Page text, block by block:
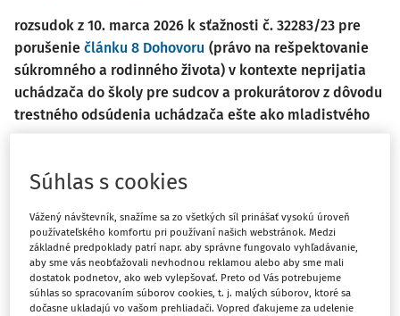
rozsudok z 10. marca 2026 k sťažnosti č. 32283/23 pre
porušenie článku 8 Dohovoru (právo na rešpektovanie
súkromného a rodinného života) v kontexte neprijatia
uchádzača do školy pre sudcov a prokurátorov z dôvodu
trestného odsúdenia uchádzača ešte ako mladistvého
roku 1991 a žije v meste Pogradec v Albánsku. V roku 2006,
vo veku 15 rokov, bol odsúdený za krádež a súd mu uložil
trest odňatia slobody na 8 mesiacov. Súd konštatoval, že
sťažovateľ sa ku skutku priznal, nebezpečenstvo pre
spoločnosť bolo nízke a dôsledky trestného činu boli
minimálne vzhľadom na to, že predmet krádeže bol
vrátený jeho majiteľovi, sťažovateľ bol v čase spáchania
Súhlas s cookies
Vážený návštevník, snažíme sa zo všetkých síl prinášať vysokú úroveň
používateľského komfortu pri používaní našich webstránok. Medzi
základné predpoklady patrí napr. aby správne fungovalo vyhľadávanie,
aby sme vás neobťažovali nevhodnou reklamou alebo aby sme mali
dostatok podnetov, ako web vylepšovať. Preto od Vás potrebujeme
súhlas so spracovaním súborov cookies, t. j. malých súborov, ktoré sa
dočasne ukladajú vo vašom prehliadači. Vopred ďakujeme za udelenie